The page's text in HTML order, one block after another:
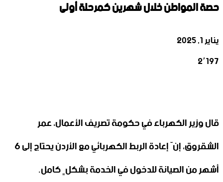
حصة المواطن خلال شهرين كمرحلة أولى
يناير 1, 2025
2٬197
قال وزير الكهرباء في حكومة تصريف الأعمال، عمر
الشقروق، إنّ إعادة الربط الكهربائي مع الأردن يحتاج إلى 6
أشهر من الصيانة للدخول في الخدمة بشكلٍ كامل.